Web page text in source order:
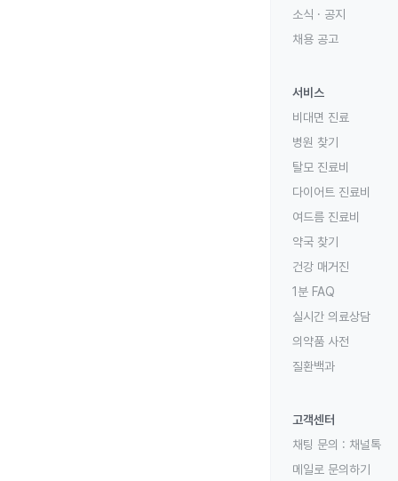
소식 · 공지
채용 공고
서비스
비대면 진료
병원 찾기
탈모 진료비
다이어트 진료비
여드름 진료비
약국 찾기
건강 매거진
1분 FAQ
실시간 의료상담
의약품 사전
질환백과
고객센터
채팅 문의 : 채널톡
메일로 문의하기